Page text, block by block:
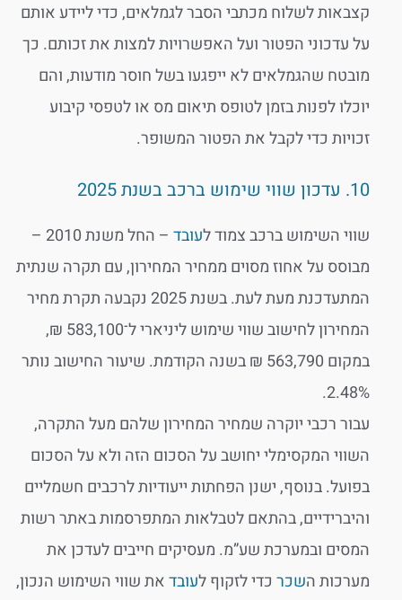
קצבאות לשלוח מכתבי הסבר לגמלאים, כדי ליידע אותם
על עדכוני הפטור ועל האפשרויות למצות את זכותם. כך
מובטח שהגמלאים לא ייפגעו בשל חוסר מודעות, והם
יוכלו לפנות בזמן לטופס תיאום מס או לטפסי קיבוע
זכויות כדי לקבל את הפטור המשופר.
10. עדכון שווי שימוש ברכב בשנת 2025
שווי השימוש ברכב צמוד לעובד
– החל משנת 2010 –
מבוסס על אחוז מסוים ממחיר המחירון, עם תקרה שנתית
המתעדכנת מעת לעת. בשנת 2025 נקבעה תקרת מחיר
המחירון לחישוב שווי שימוש ליניארי ל־583,100 ₪,
במקום 563,790 ₪ בשנה הקודמת. שיעור החישוב נותר
2.48%.
עבור רכבי יוקרה שמחיר המחירון שלהם מעל התקרה,
השווי המקסימלי יחושב על הסכום הזה ולא על הסכום
בפועל. בנוסף, ישנן הפחתות ייעודיות לרכבים חשמליים
והיברידיים, בהתאם לטבלאות המתפרסמות באתר רשות
המסים ובמערכת שע”מ. מעסיקים חייבים לעדכן את
מערכות השכרכדי לזקוף לעובדאת שווי השימוש הנכון,